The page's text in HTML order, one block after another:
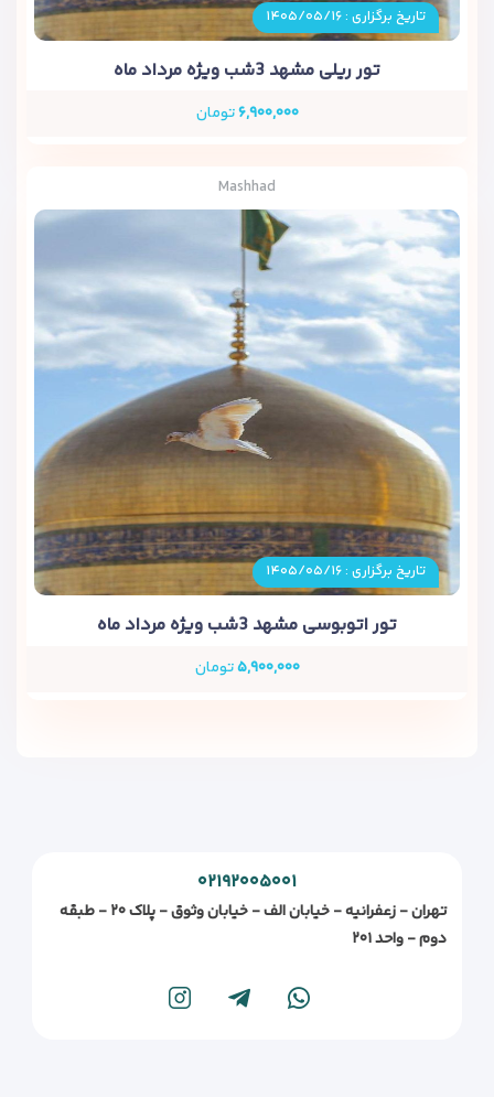
تاریخ برگزاری : ۱۴۰۵/۰۵/۱۶
تور ریلی مشهد 3شب ویژه مرداد ماه
۶,۹۰۰,۰۰۰تومان
Mashhad
تاریخ برگزاری : ۱۴۰۵/۰۵/۱۶
تور اتوبوسی مشهد 3شب ویژه مرداد ماه
۵,۹۰۰,۰۰۰تومان
۰۲۱۹۲۰۰۵۰۰۱
تهران - زعفرانیه - خیابان الف - خیابان وثوق - پلاک ۲۰ - طبقه
دوم - واحد ۲۰۱